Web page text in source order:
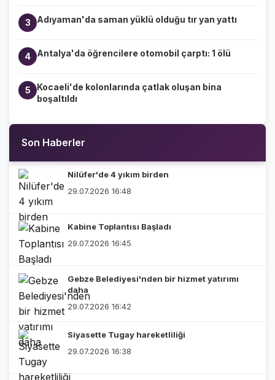
3 Adıyaman'da saman yüklü olduğu tır yan yattı
4 Antalya'da öğrencilere otomobil çarptı: 1 ölü
5
Kocaeli'de kolonlarında çatlak oluşan bina
boşaltıldı
Son Haberler
Nilüfer'de 4 yıkım birden
29.07.2026 16:48
Kabine Toplantısı Başladı
29.07.2026 16:45
Gebze Belediyesi'nden bir hizmet yatırımı
daha
29.07.2026 16:42
Siyasette Tugay hareketliliği
29.07.2026 16:38